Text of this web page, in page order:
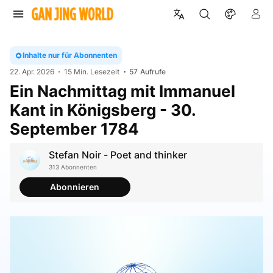
Inhalte nur für Abonnenten
22. Apr. 2026
15 Min. Lesezeit 57 Aufrufe
Ein Nachmittag mit Immanuel
Kant in Königsberg - 30.
September 1784
Stefan Noir - Poet and thinker
313 Abonnenten
Abonnieren